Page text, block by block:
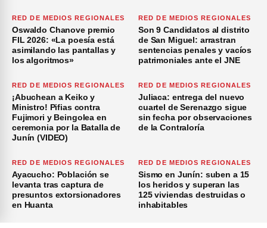
RED DE MEDIOS REGIONALES
Oswaldo Chanove premio
FIL 2026: «La poesía está
asimilando las pantallas y
los algoritmos»
RED DE MEDIOS REGIONALES
Son 9 Candidatos al distrito
de San Miguel: arrastran
sentencias penales y vacíos
patrimoniales ante el JNE
RED DE MEDIOS REGIONALES
¡Abuchean a Keiko y
Ministro! Pifias contra
Fujimori y Beingolea en
ceremonia por la Batalla de
Junín (VIDEO)
RED DE MEDIOS REGIONALES
Juliaca: entrega del nuevo
cuartel de Serenazgo sigue
sin fecha por observaciones
de la Contraloría
RED DE MEDIOS REGIONALES
Ayacucho: Población se
levanta tras captura de
presuntos extorsionadores
en Huanta
RED DE MEDIOS REGIONALES
Sismo en Junín: suben a 15
los heridos y superan las
125 viviendas destruidas o
inhabitables